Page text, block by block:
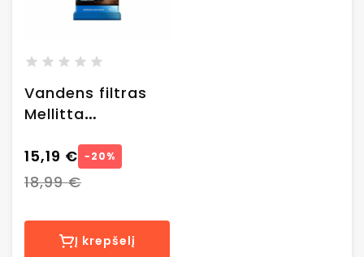
Vandens filtras
Mellitta
15,19 € −20%
18,99 €
Į krepšelį